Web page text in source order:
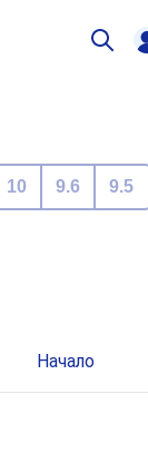
10 9.6 9.5
Начало